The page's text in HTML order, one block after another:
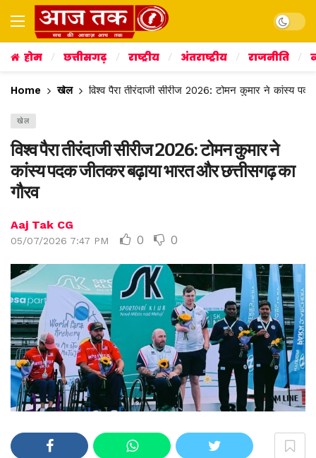
Dark
होम छत्तीसगढ़ राष्ट्रीय अंतराष्ट्रीय राजनीति
Home खेल विश्व पैरा तीरंदाजी सीरीज 2026: टोमन कुमार ने कांस्य
खेल
विश्व पैरा तीरंदाजी सीरीज 2026: टोमन कुमार ने
कांस्य पदक जीतकर बढ़ाया भारत और छत्तीसगढ़ का
गौरव
Aaj Tak CG
05/07/2026 7:47 PM 0 0